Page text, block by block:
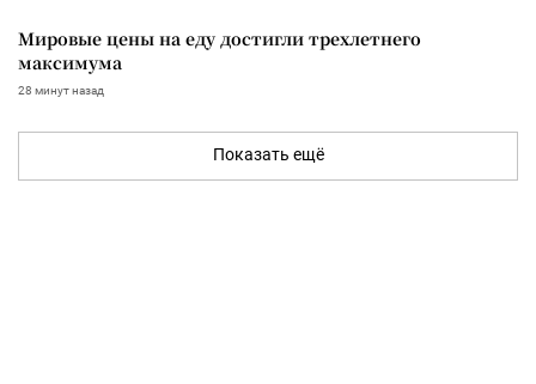
Мировые цены на еду достигли трехлетнего
максимума
28 минут назад
Показать ещё